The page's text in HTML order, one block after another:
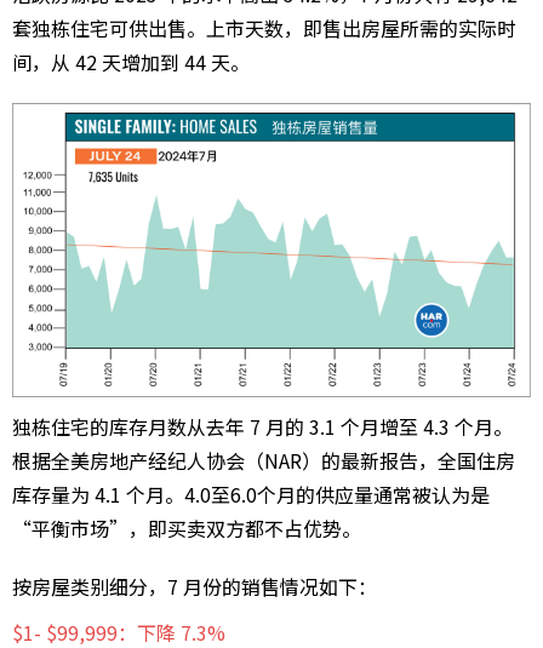
套独栋住宅可供出售。上市天数，即售出房屋所需的实际时
间，从 42 天增加到 44 天。
独栋住宅的库存月数从去年 7 月的 3.1 个月增至 4.3 个月。
根据全美房地产经纪人协会（NAR）的最新报告，全国住房
库存量为 4.1 个月。4.0至6.0个月的供应量通常被认为是
“平衡市场”，即买卖双方都不占优势。
按房屋类别细分，7 月份的销售情况如下：
$1- $99,999：下降 7.3%